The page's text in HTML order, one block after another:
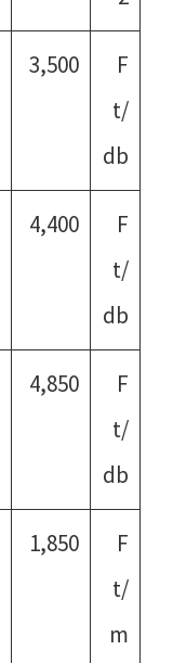
3,500
F
t/
db
4,400
F
t/
db
4,850
F
t/
db
1,850
F
t/
m